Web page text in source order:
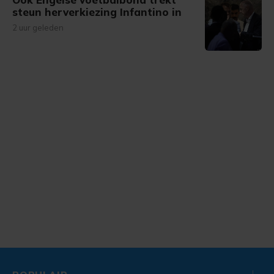
steun herverkiezing Infantino in
2 uur geleden